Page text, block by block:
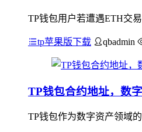
TP钱包用户若遭遇ETH交
tp苹果版下载 qbadmin
TP钱包合约地址，数
TP钱包作为数字资产领域